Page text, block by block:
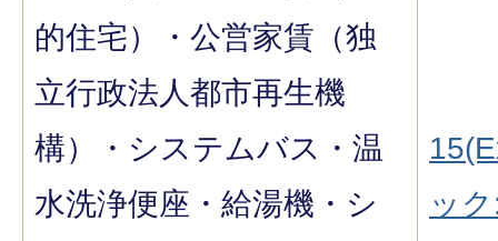
的住宅）・公営家賃（独
立行政法人都市再生機
構）・システムバス・温
水洗浄便座・給湯機・シ
ッ